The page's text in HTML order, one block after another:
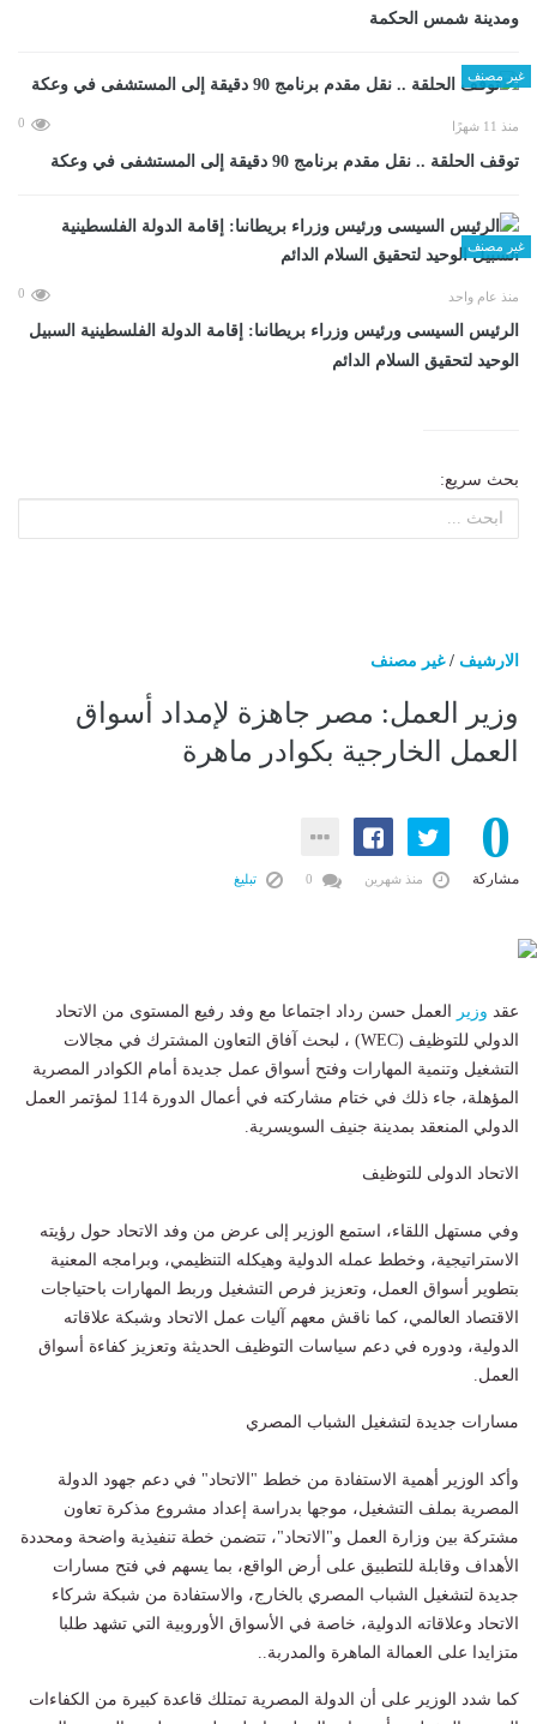
ومدينة شمس الحكمة
غير مصنف
منذ 11 شهرًا 0
توقف الحلقة .. نقل مقدم برنامج 90 دقيقة إلى المستشفى في وعكة
غير مصنف
منذ عام واحد 0
الرئيس السيسى ورئيس وزراء بريطانىا: إقامة الدولة الفلسطينية السبيل
الوحيد لتحقيق السلام الدائم
بحث سريع:
الارشيف /غير مصنف
وزير العمل: مصر جاهزة لإمداد أسواق
العمل الخارجية بكوادر ماهرة
0
مشاركة منذ شهرين تبليغ
عقد وزير
العمل حسن رداد اجتماعا مع وفد رفيع المستوى من الاتحاد
الدولي للتوظيف (WEC) ، لبحث آفاق التعاون المشترك في مجالات
التشغيل وتنمية المهارات وفتح أسواق عمل جديدة أمام الكوادر المصرية
المؤهلة، جاء ذلك في ختام مشاركته في أعمال الدورة 114 لمؤتمر العمل
الدولي المنعقد بمدينة جنيف السويسرية.
الاتحاد الدولى للتوظيف
وفي مستهل اللقاء، استمع الوزير إلى عرض من وفد الاتحاد حول رؤيته
الاستراتيجية، وخطط عمله الدولية وهيكله التنظيمي، وبرامجه المعنية
بتطوير أسواق العمل، وتعزيز فرص التشغيل وربط المهارات باحتياجات
الاقتصاد العالمي، كما ناقش معهم آليات عمل الاتحاد وشبكة علاقاته
الدولية، ودوره في دعم سياسات التوظيف الحديثة وتعزيز كفاءة أسواق
العمل.
مسارات جديدة لتشغيل الشباب المصري
وأكد الوزير أهمية الاستفادة من خطط "الاتحاد" في دعم جهود الدولة
المصرية بملف التشغيل، موجها بدراسة إعداد مشروع مذكرة تعاون
مشتركة بين وزارة العمل و"الاتحاد"، تتضمن خطة تنفيذية واضحة ومحددة
الأهداف وقابلة للتطبيق على أرض الواقع، بما يسهم في فتح مسارات
جديدة لتشغيل الشباب المصري بالخارج، والاستفادة من شبكة شركاء
الاتحاد وعلاقاته الدولية، خاصة في الأسواق الأوروبية التي تشهد طلبا
متزايدا على العمالة الماهرة والمدربة..
كما شدد الوزير على أن الدولة المصرية تمتلك قاعدة كبيرة من الكفاءات